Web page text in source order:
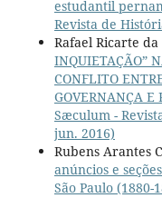
estudantil
Revista de
Rafael Ricarte da
INQUIETAÇÃO”
CONFLITO
GOVERNANÇA E
Sæculum -
jun. 2016)
Rubens Arantes
anúncios e
São Paulo (1880-